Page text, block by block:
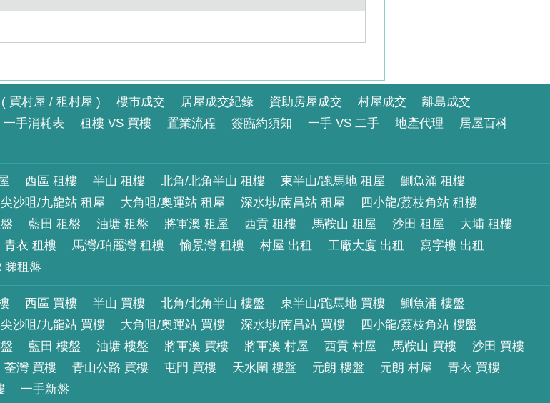
買村屋 / 租村屋 ) 樓市成交 居屋成交紀錄 資助房屋成交 村屋成交
離島成交
一手消耗表 租樓 VS 買樓 置業流程 簽臨約須知 一手 VS 二手 地產代理
居屋百科
西區 租樓 半山 租樓 北角/北角半山 租樓 東半山/跑馬地 租屋
鰂魚涌 租樓
尖沙咀/九龍站 租屋 大角咀/奧運站 租屋 深水埗/南昌站 租屋
四小龍/荔枝角站 租樓
藍田 租盤 油塘 租盤 將軍澳 租屋 西貢 租樓 馬鞍山 租屋 沙田 租屋
大埔 租樓
青衣 租樓 馬灣/珀麗灣 租樓 愉景灣 租樓 村屋 出租 工廠大廈 出租
寫字樓 出租
睇租盤
西區 買樓 半山 買樓 北角/北角半山 樓盤 東半山/跑馬地 買樓
鰂魚涌 樓盤
尖沙咀/九龍站 買樓 大角咀/奧運站 買樓 深水埗/南昌站 買樓
四小龍/荔枝角站 樓盤
藍田 樓盤 油塘 樓盤 將軍澳 買樓 將軍澳 村屋 西貢 村屋 馬鞍山 買樓
沙田 買樓
荃灣 買樓 青山公路 買樓 屯門 買樓 天水圍 樓盤 元朗 樓盤 元朗 村屋
青衣 買樓
一手新盤